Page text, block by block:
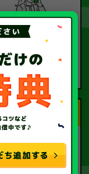
査定
プロが
話で回答いたしま
Step.4